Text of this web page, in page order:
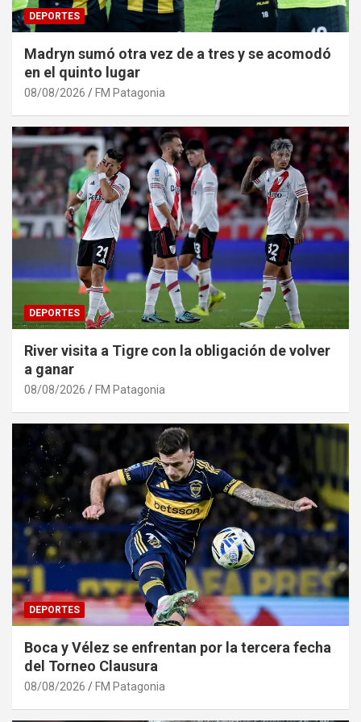
DEPORTES
Madryn sumó otra vez de a tres y se acomodó
en el quinto lugar
08/08/2026 FM Patagonia
DEPORTES
River visita a Tigre con la obligación de volver
a ganar
08/08/2026 FM Patagonia
DEPORTES
Boca y Vélez se enfrentan por la tercera fecha
del Torneo Clausura
08/08/2026 FM Patagonia